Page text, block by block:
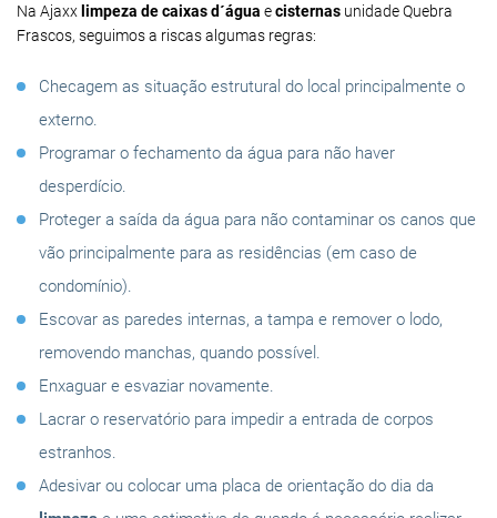
Na Ajaxx limpeza de caixas d´água ecisternas unidade Quebra
Frascos, seguimos a riscas algumas regras:
Checagem as situação estrutural do local principalmente o
externo.
Programar o fechamento da água para não haver
desperdício.
Proteger a saída da água para não contaminar os canos que
vão principalmente para as residências (em caso de
condomínio).
Escovar as paredes internas, a tampa e remover o lodo,
removendo manchas, quando possível.
Enxaguar e esvaziar novamente.
Lacrar o reservatório para impedir a entrada de corpos
estranhos.
Adesivar ou colocar uma placa de orientação do dia da